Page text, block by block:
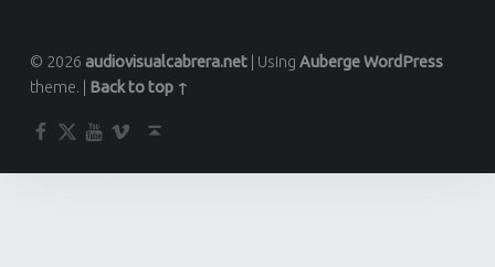
© 2026 audiovisualcabrera.net Using AubergeWordPress
theme.
Back to top ↑
Facebook
TwitterYouTube
Vimeo